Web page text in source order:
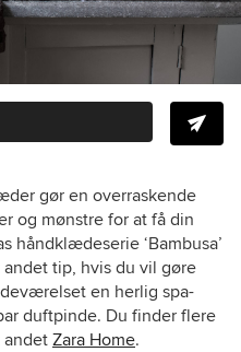
gør en overraskende
og mønstre for at få din
håndklædeserie ‘Bambusa’
tip, hvis du vil gøre
en herlig spa-
duftpinde. Du finder flere
andet Zara Home.